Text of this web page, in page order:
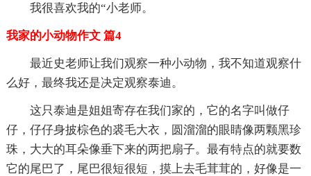
我很喜欢我的“小老师。
我家的小动物作文 篇4
最近史老师让我们观察一种小动物，我不知道观察什
么好，最终我还是决定观察泰迪。
这只泰迪是姐姐寄存在我们家的，它的名字叫做仔
仔，仔仔身披棕色的裘毛大衣，圆溜溜的眼睛像两颗黑珍
珠，大大的耳朵像垂下来的两把扇子。最有特点的就要数
它的尾巴了，尾巴很短很短，摸上去毛茸茸的，好像是一